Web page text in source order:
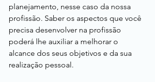
planejamento, nesse caso da nossa
profissão. Saber os aspectos que você
precisa desenvolver na profissão
poderá lhe auxiliar a melhorar o
alcance dos seus objetivos e da sua
realização pessoal.